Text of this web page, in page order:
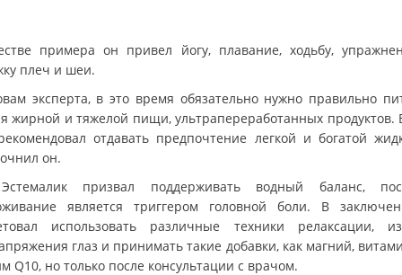
примера он привел йогу, плавание, ходьбу,
плеч и шеи.
эксперта, в это время обязательно нужно правильно
жирной и тяжелой пищи, ультрапереработанных продуктов.
отдавать предпочтение легкой и богатой
он.
призвал поддерживать водный баланс,
является триггером головной боли. В
использовать различные техники релаксации,
глаз и принимать такие добавки, как магний,
Q10, но только после консультации с врачом.